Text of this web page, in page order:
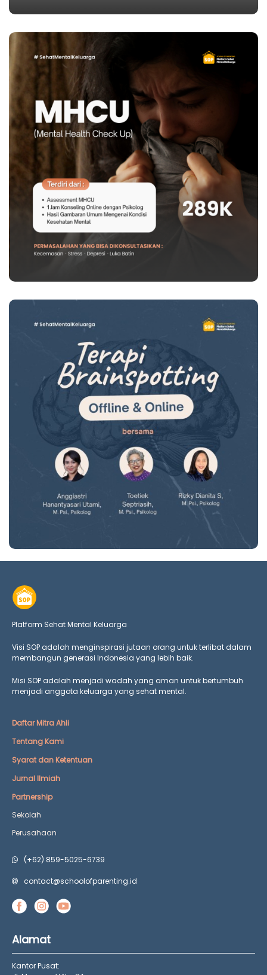
Platform Sehat Mental Keluarga
Visi SOP adalah menginspirasi jutaan orang untuk terlibat dalam
membangun generasi Indonesia yang lebih baik.
Misi SOP adalah menjadi wadah yang aman untuk bertumbuh
menjadi anggota keluarga yang sehat mental.
Daftar Mitra Ahli
Tentang Kami
Syarat dan Ketentuan
Jurnal Ilmiah
Partnership
Sekolah
Perusahaan
(+62) 859-5025-6739
contact@schoolofparenting.id
Alamat
Kantor Pusat: